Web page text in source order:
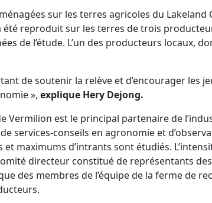
sur les terres agricoles du Lakeland
été reproduit sur les terres de trois
de l’étude. L’un des producteurs locaux,
de soutenir la relève et d’encourager les
», explique Hery Dejong.
Vermilion est le principal partenaire de
services-conseils en agronomie et
maximums d’intrants sont étudiés.
directeur constitué de représentants
des membres de l’équipe de la ferme de